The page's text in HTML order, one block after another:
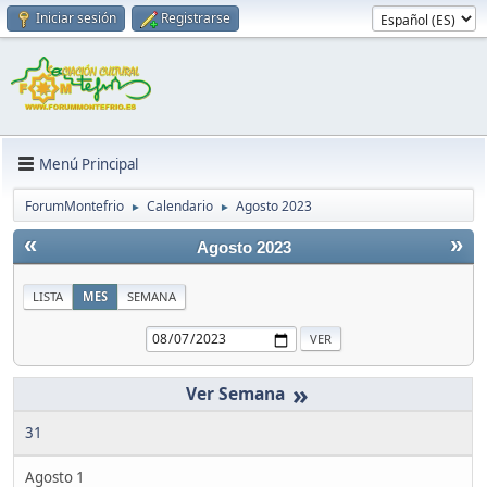
Iniciar sesión Registrarse
Menú Principal
ForumMontefrio ► Calendario ► Agosto 2023
« »
Agosto 2023
LISTA MES SEMANA
»
31
Agosto 1